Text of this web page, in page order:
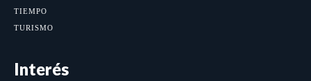
TIEMPO
TURISMO
Interés